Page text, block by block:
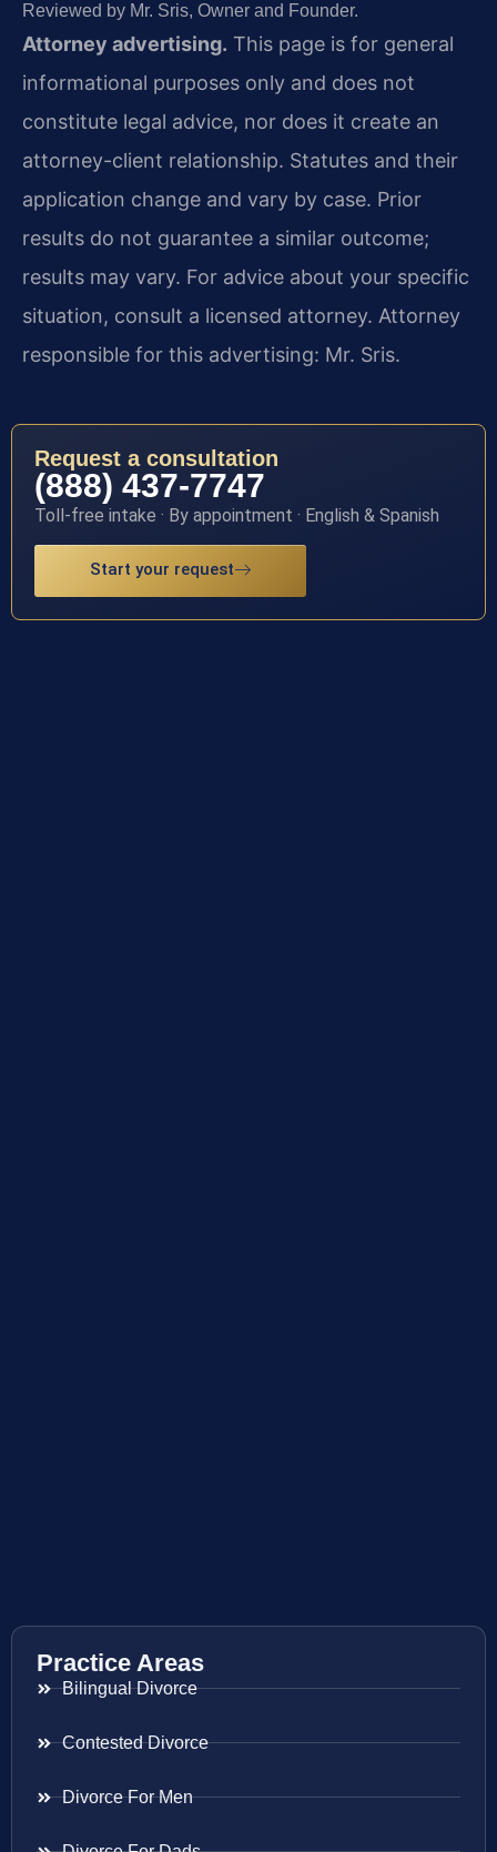
Reviewed by Mr. Sris, Owner and Founder.
Attorney advertising. This page is for general
informational purposes only and does not
constitute legal advice, nor does it create an
attorney-client relationship. Statutes and their
application change and vary by case. Prior
results do not guarantee a similar outcome;
results may vary. For advice about your specific
situation, consult a licensed attorney. Attorney
responsible for this advertising: Mr. Sris.
Request a consultation
(888) 437-7747
Toll-free intake · By appointment · English & Spanish
Start your request
Practice Areas
Bilingual Divorce
Contested Divorce
Divorce For Men